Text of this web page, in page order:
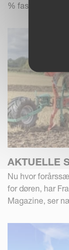
% fast rente og
AKTUELLE
Nu hvor
for døren, har
Magazine, ser